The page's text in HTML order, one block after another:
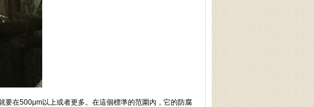
在500μm以上或者更多。在這個標準的范圍內，它的防腐